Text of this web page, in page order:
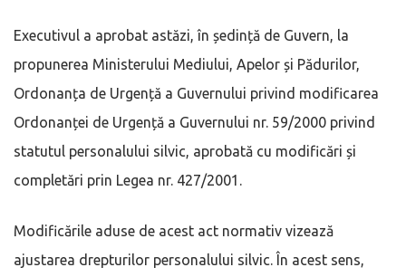
Executivul a aprobat astăzi, în ședință de Guvern, la
propunerea Ministerului Mediului, Apelor și Pădurilor,
Ordonanța de Urgență a Guvernului privind modificarea
Ordonanței de Urgență a Guvernului nr. 59/2000 privind
statutul personalului silvic, aprobată cu modificări și
completări prin Legea nr. 427/2001.
Modificările aduse de acest act normativ vizează
ajustarea drepturilor personalului silvic. În acest sens,